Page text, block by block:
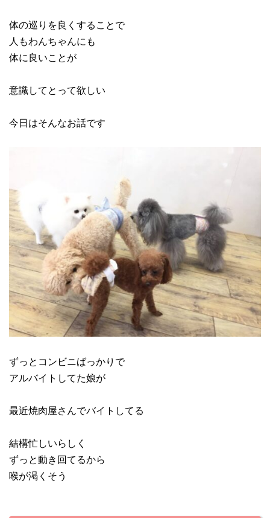
体の巡りを良くすることで
人もわんちゃんにも
体に良いことが
意識してとって欲しい
今日はそんなお話です
ずっとコンビニばっかりで
アルバイトしてた娘が
最近焼肉屋さんでバイトしてる
結構忙しいらしく
ずっと動き回てるから
喉が渇くそう